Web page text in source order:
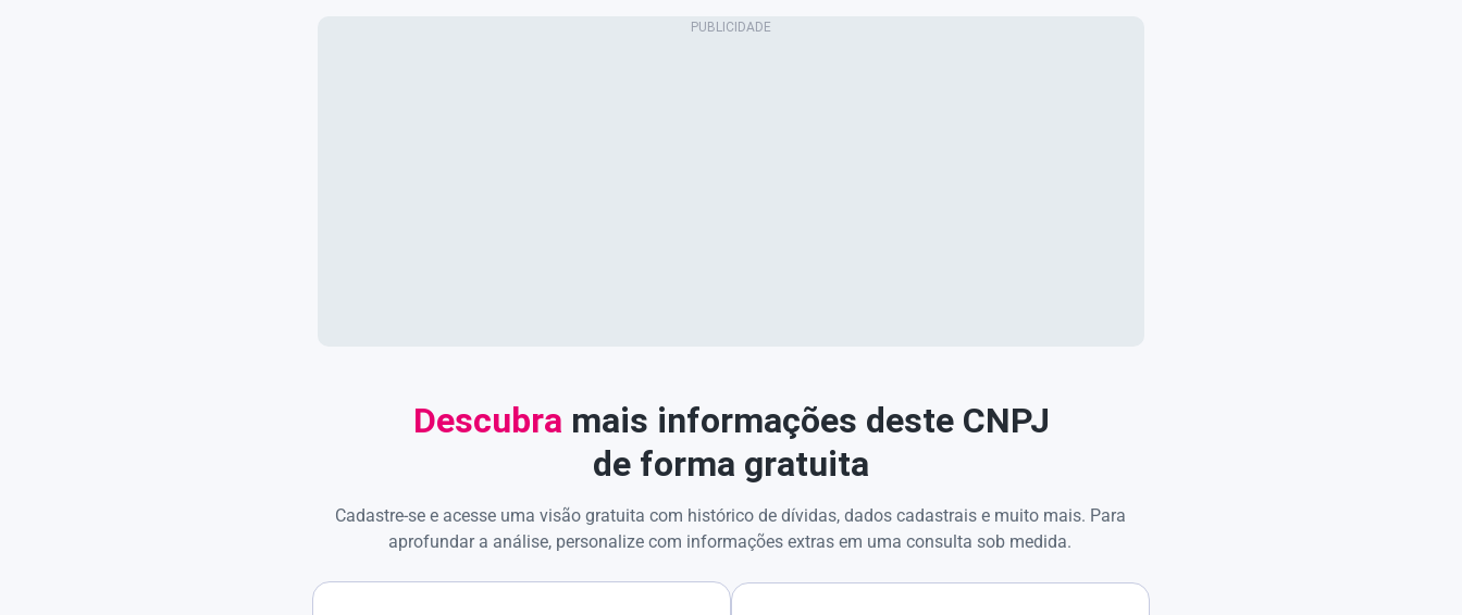
Descubra mais informações deste CNPJ
de forma gratuita
Cadastre-se e acesse uma visão gratuita com histórico de dívidas, dados cadastrais e muito mais. Para
aprofundar a análise, personalize com informações extras em uma consulta sob medida.